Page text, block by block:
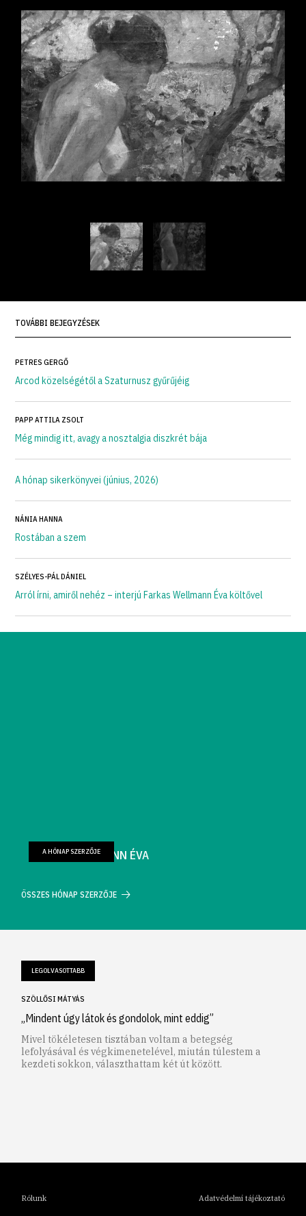
TOVÁBBI BEJEGYZÉSEK
PETRES GERGŐ
Arcod közelségétől a Szaturnusz gyűrűjéig
PAPP ATTILA ZSOLT
Még mindig itt, avagy a nosztalgia diszkrét bája
A hónap sikerkönyvei (június, 2026)
NÁNIA HANNA
Rostában a szem
SZÉLYES-PÁL DÁNIEL
Arról írni, amiről nehéz – interjú Farkas Wellmann Éva költővel
FARKAS WELLMANN ÉVA
A HÓNAP SZERZŐJE
ÖSSZES HÓNAP SZERZŐJE
LEGOLVASOTTABB
SZÖLLŐSI MÁTYÁS
„Mindent úgy látok és gondolok, mint eddig”
Mivel tökéletesen tisztában voltam a betegség
lefolyásával és végkimenetelével, miután túlestem a
kezdeti sokkon, választhattam két út között.
Rólunk Adatvédelmi tájékoztató